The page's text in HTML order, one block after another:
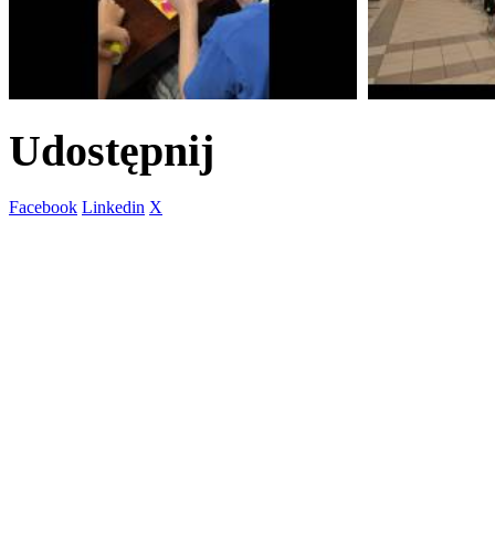
Udostępnij
Facebook Linkedin X